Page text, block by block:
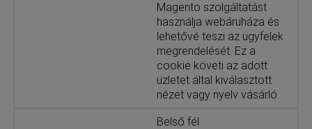
Magento szolgáltatást
használja webáruháza és
lehetővé teszi az ügyfelek
megrendelését. Ez a
cookie követi az adott
üzletet által kiválasztott
nézet vagy nyelv vásárló.
Belső fél